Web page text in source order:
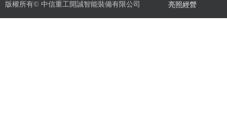
版權所有© 中信重工開誠智能裝備有限公司 亮照經營